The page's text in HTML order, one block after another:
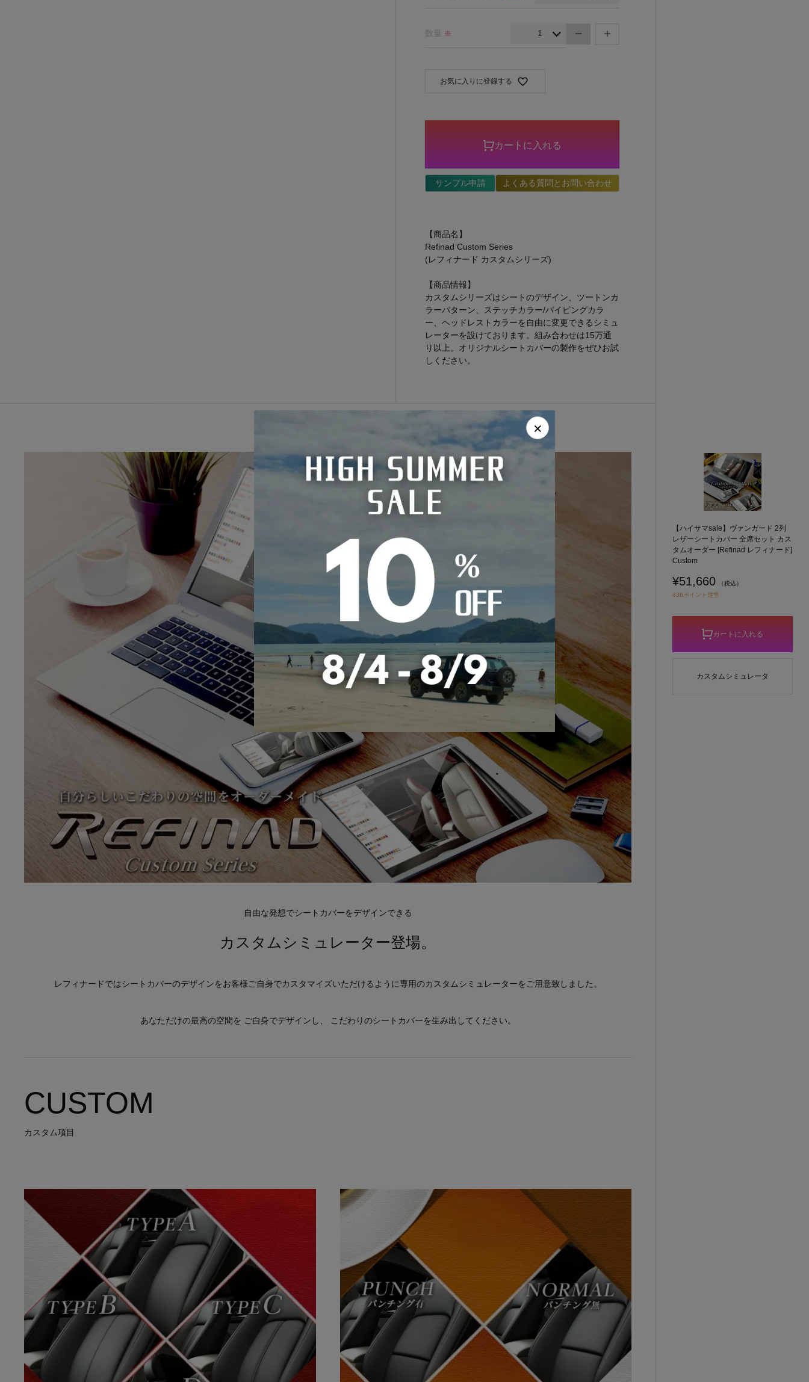
お気に入りに登録する
数量 ※
カートに入れる
サンプル申請 よくある質問とお問い合わせ
【商品名】
Refinad Custom Series
(レフィナード カスタムシリーズ)
【商品情報】
カスタムシリーズはシートのデザイン、ツートンカ
ラーパターン、ステッチカラー/パイピングカラ
ー、ヘッドレストカラーを自由に変更できるシミュ
レーターを設けております。組み合わせは15万通
り以上。オリジナルシートカバーの製作をぜひお試
しください。
自由な発想でシートカバーをデザインできる
カスタムシミュレーター登場。
レフィナードではシートカバーのデザインをお客様ご自身でカスタマイズいただけるように専用のカスタムシミュレーターをご用意致しました。
あなただけの最高の空間を ご自身でデザインし、 こだわりのシートカバーを生み出してください。
CUSTOM
カスタム項目
【ハイサマsale】ヴァンガード 2列
レザーシートカバー 全席セット カス
タムオーダー [Refinad レフィナード]
Custom
¥51,660
（税込）
436ポイント進呈
カートに入れる
カスタムシミュレータ
×